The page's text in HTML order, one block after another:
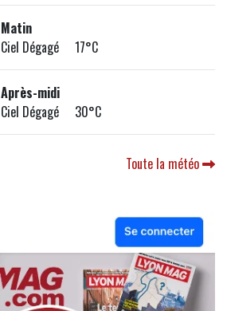
Matin
Ciel Dégagé 17°C
Après-midi
Ciel Dégagé 30°C
Toute la météo